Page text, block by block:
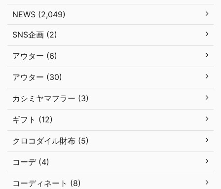
NEWS (2,049)
SNS企画 (2)
アウター (6)
アウター (30)
カシミヤマフラー (3)
ギフト (12)
クロコダイル財布 (5)
コーデ (4)
コーディネート (8)